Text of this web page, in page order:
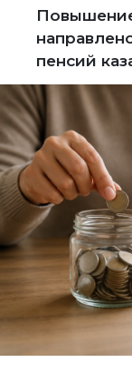
пенсий